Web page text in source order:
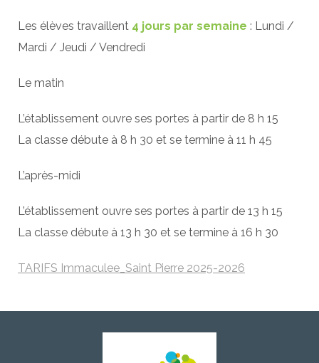
Les élèves travaillent 4 jours par semaine : Lundi /
Mardi / Jeudi / Vendredi
Le matin
L’établissement ouvre ses portes à partir de 8 h 15
La classe débute à 8 h 30 et se termine à 11 h 45
L’après-midi
L’établissement ouvre ses portes à partir de 13 h 15
La classe débute à 13 h 30 et se termine à 16 h 30
TARIFS Immaculee_Saint Pierre 2025-2026